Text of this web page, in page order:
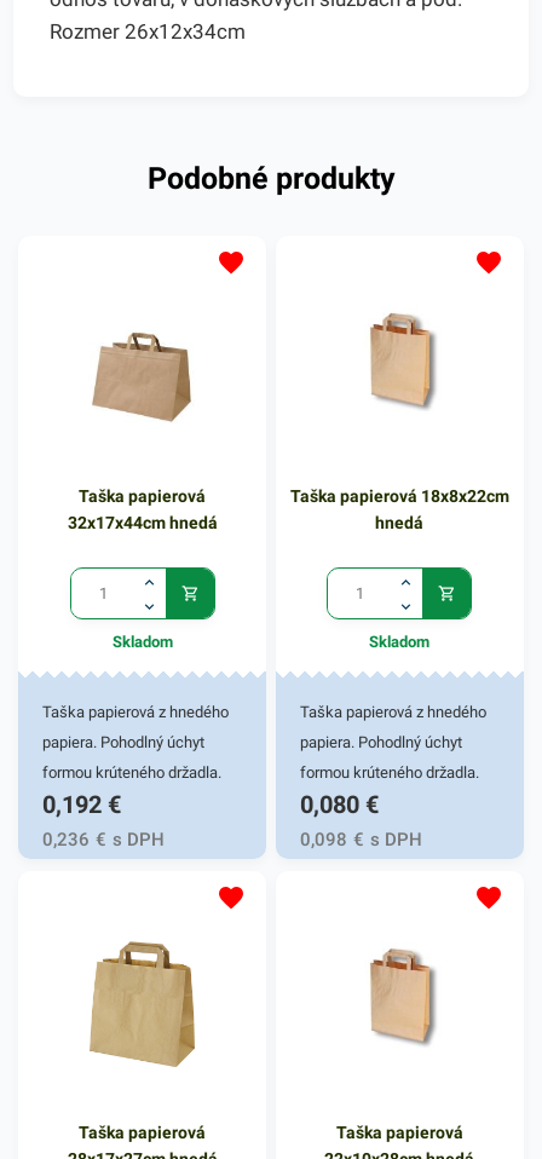
Rozmer 26x12x34cm
Podobné produkty
Taška papierová
32x17x44cm hnedá
Skladom
Taška papierová z hnedého
papiera. Pohodlný úchyt
formou krúteného držadla.
Stabilne lepené ploché dno.
Vďaka ekologickému
materiálu sa s obľubou
donáškových službách a
pod. Rozmer 32x17x44cm
0,192 €
0,236 € s DPH
Taška papierová 18x8x22cm
hnedá
Skladom
Taška papierová z hnedého
papiera. Pohodlný úchyt
formou krúteného držadla.
Stabilne lepené ploché dno.
Vďaka ekologickému
materiálu sa s obľubou
donáškových službách a
0,080 €
0,098 € s DPH
Taška papierová
Taška papierová